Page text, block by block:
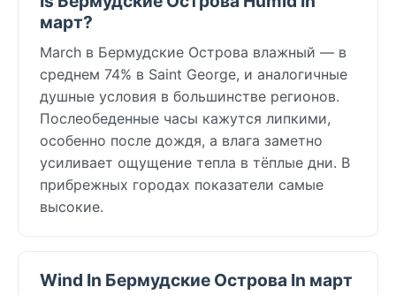
март?
March в Бермудские Острова влажный — в
среднем 74% в Saint George, и аналогичные
душные условия в большинстве регионов.
Послеобеденные часы кажутся липкими,
особенно после дождя, а влага заметно
усиливает ощущение тепла в тёплые дни. В
прибрежных городах показатели самые
высокие.
Wind In Бермудские Острова In март